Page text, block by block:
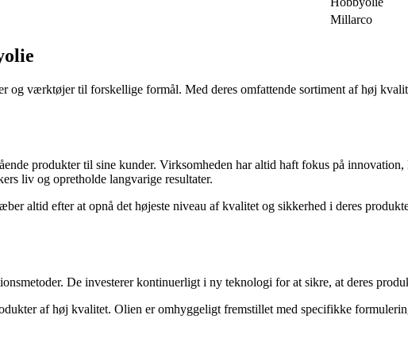
Millarco
og værktøjer til forskellige formål. Med deres omfattende sortiment af høj
produkter til sine kunder. Virksomheden har altid haft fokus på
liv og opretholde langvarige resultater.
altid efter at opnå det højeste niveau af kvalitet og sikkerhed i deres
De investerer kontinuerligt i ny teknologi for at sikre, at deres
af høj kvalitet. Olien er omhyggeligt fremstillet med specifikke